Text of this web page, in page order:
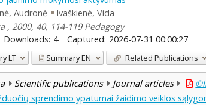
Audronė
Ivaškienė, Vida
, 2000, 40, 114-119 Pedagogy
Downloads: 4 Captured: 2026-07-31 00:00:27
LT SummaryEN Related Publications
Scientific publications Journal articles
sprendimo ypatumai žaidimo veiklos